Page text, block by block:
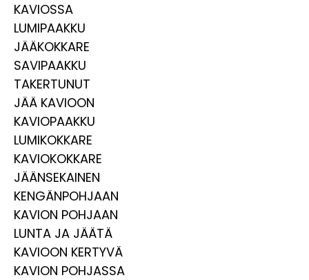
KAVIOSSA
LUMIPAAKKU
JÄÄKOKKARE
SAVIPAAKKU
TAKERTUNUT
JÄÄ KAVIOON
KAVIOPAAKKU
LUMIKOKKARE
KAVIOKOKKARE
JÄÄNSEKAINEN
KENGÄNPOHJAAN
KAVION POHJAAN
LUNTA JA JÄÄTÄ
KAVIOON KERTYVÄ
KAVION POHJASSA